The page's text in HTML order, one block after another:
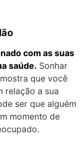
com as suas
saúde. Sonhar
que você
relação a sua
ser que alguém
momento de